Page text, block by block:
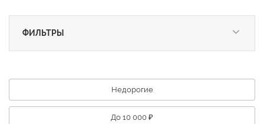
ФИЛЬТРЫ
Недорогие
До 10 000 ₽